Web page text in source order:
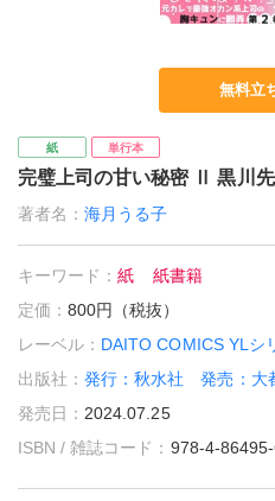
無料立
紙 単行本
完璧上司の甘い秘密 Ⅱ 黒川
著者名：海月うる子
キーワード：紙
紙書籍
定価：800円（税抜）
レーベル： DAITO COMICS YLシ
出版社：発行：秋水社 発売：大
発売日： 2024.07.25
ISBN / 雑誌コード： 978-4-